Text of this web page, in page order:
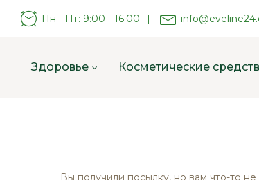
Пн - Пт: 9:00 - 16:00 |
Здоровье Косметические
Вы получили посылку, но вам что-то